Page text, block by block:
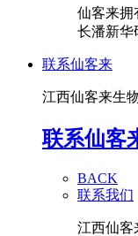
仙客来拥
长潘新华
联系仙客来
江西仙客来生
联系仙客
BACK
联系我们
江西仙客